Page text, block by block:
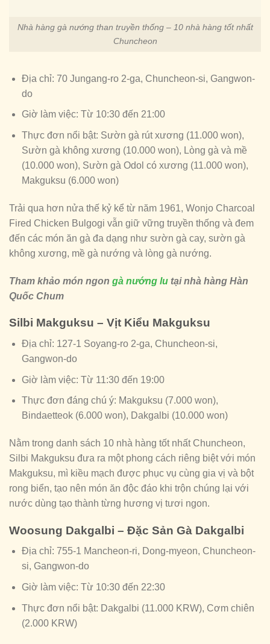
Nhà hàng gà nướng than truyền thống – 10 nhà hàng tốt nhất
Chuncheon
Địa chỉ: 70 Jungang-ro 2-ga, Chuncheon-si, Gangwon-
do
Giờ làm việc: Từ 10:30 đến 21:00
Thực đơn nổi bật: Sườn gà rút xương (11.000 won),
Sườn gà không xương (10.000 won), Lòng gà và mề
(10.000 won), Sườn gà Odol có xương (11.000 won),
Makguksu (6.000 won)
Trải qua hơn nửa thế kỷ kể từ năm 1961, Wonjo Charcoal
Fired Chicken Bulgogi vẫn giữ vững truyền thống và đem
đến các món ăn gà đa dạng như sườn gà cay, sườn gà
không xương, mề gà nướng và lòng gà nướng.
Tham khảo món ngon gà nướng lu tại nhà hàng Hàn
Quốc Chum
Silbi Makguksu – Vịt Kiểu Makguksu
Địa chỉ: 127-1 Soyang-ro 2-ga, Chuncheon-si,
Gangwon-do
Giờ làm việc: Từ 11:30 đến 19:00
Thực đơn đáng chú ý: Makguksu (7.000 won),
Bindaetteok (6.000 won), Dakgalbi (10.000 won)
Nằm trong danh sách 10 nhà hàng tốt nhất Chuncheon,
Silbi Makguksu đưa ra một phong cách riêng biệt với món
Makguksu, mì kiều mạch được phục vụ cùng gia vị và bột
rong biển, tạo nên món ăn độc đáo khi trộn chúng lại với
nước dùng tạo thành từng hương vị tươi ngon.
Woosung Dakgalbi – Đặc Sản Gà Dakgalbi
Địa chỉ: 755-1 Mancheon-ri, Dong-myeon, Chuncheon-
si, Gangwon-do
Giờ làm việc: Từ 10:30 đến 22:30
Thực đơn nổi bật: Dakgalbi (11.000 KRW), Cơm chiên
(2.000 KRW)